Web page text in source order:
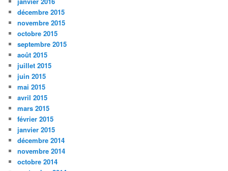
décembre 2015
novembre 2015
octobre 2015
septembre 2015
août 2015
juillet 2015
juin 2015
mai 2015
avril 2015
mars 2015
février 2015
janvier 2015
décembre 2014
novembre 2014
octobre 2014